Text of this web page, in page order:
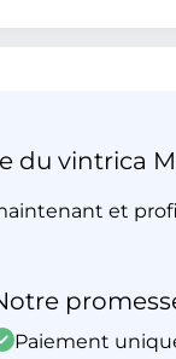
du vintrica
et
Paiement